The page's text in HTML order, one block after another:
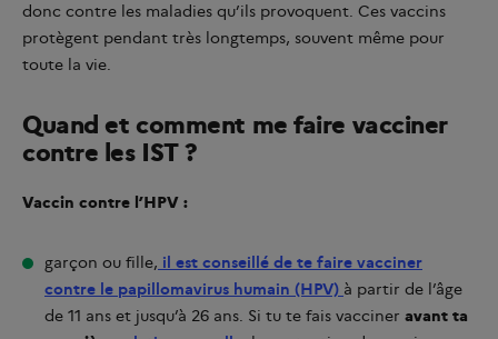
donc contre les maladies qu’ils provoquent. Ces vaccins
protègent pendant très longtemps, souvent même pour
toute la vie.
Quand et comment me faire vacciner
contre les IST ?
Vaccin contre l’HPV :
garçon ou fille, il est conseillé de te faire vacciner
contre le papillomavirus humain (HPV) à partir de l’âge
de 11 ans et jusqu’à 26 ans. Si tu te fais vacciner avant ta